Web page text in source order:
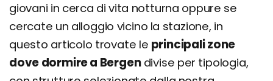
giovani in cerca di vita notturna oppure se
cercate un alloggio vicino la stazione, in
questo articolo trovate le principali zone
dove dormire a Bergendivise per tipologia,